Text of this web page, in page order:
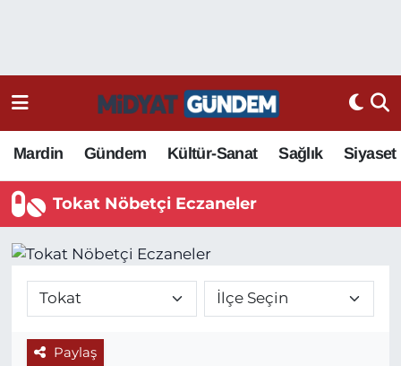
Mardin Gündem Kültür-Sanat Sağlık Siyaset
Tokat Nöbetçi Eczaneler
Paylaş